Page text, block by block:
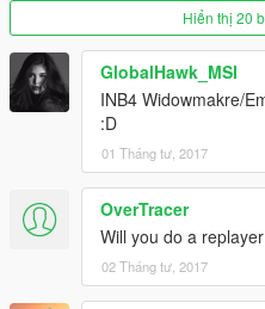
Hiển thị 20
GlobalHawk_MSI
INB4 Widowmakre/
:D
01 Tháng tư, 2017
OverTracer
Will you do a
02 Tháng tư, 2017